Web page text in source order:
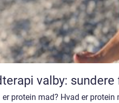
valby:
er protein mad? Hvad er